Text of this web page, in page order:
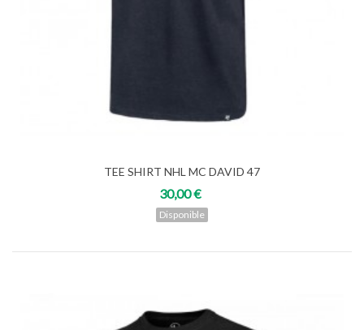
TEE SHIRT NHL MC DAVID 47
30,00 €
Disponible